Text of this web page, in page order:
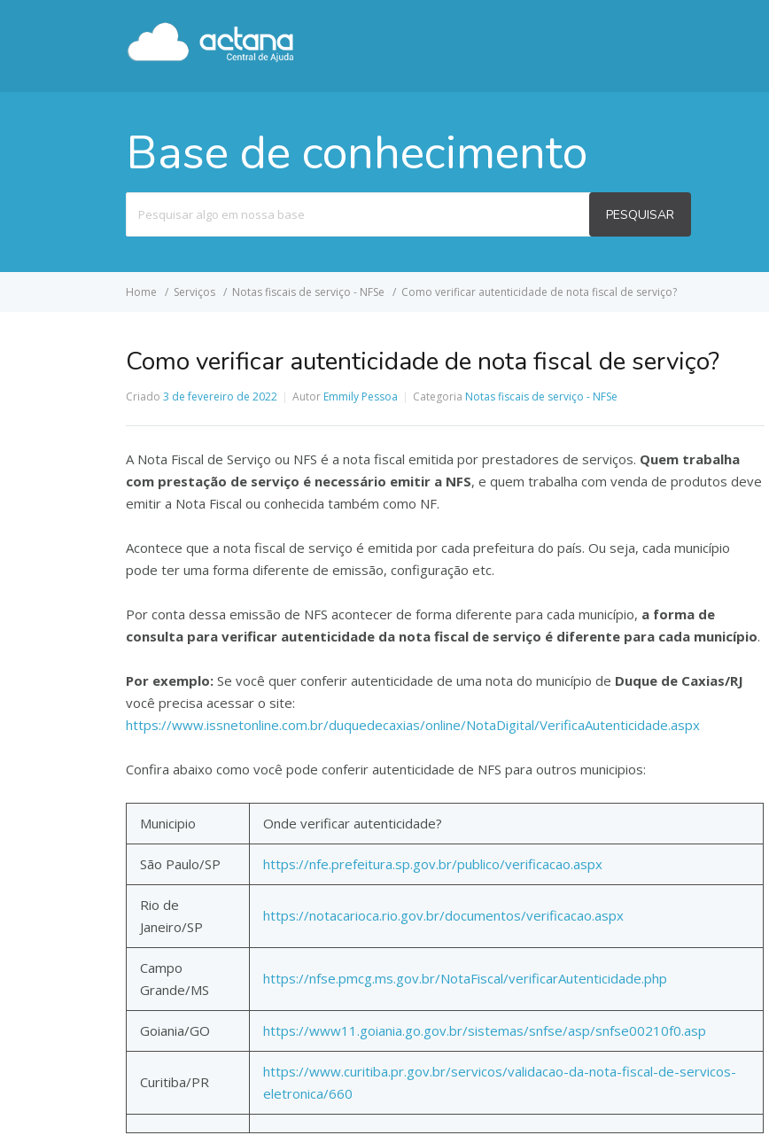
Base de conhecimento
por
PESQUISAR
Home Serviços Notas fiscais de serviço - NFSe Como verificar autenticidade de nota fiscal de serviço?
Como verificar autenticidade de nota fiscal de serviço?
Criado 3 de fevereiro de 2022 Autor Emmily Pessoa Categoria Notas fiscais de serviço - NFSe
A Nota Fiscal de Serviço ou NFS é a nota fiscal emitida por prestadores de serviços. Quem trabalha
com prestação de serviço é necessário emitir a NFS, e quem trabalha com venda de produtos deve
emitir a Nota Fiscal ou conhecida também como NF.
Acontece que a nota fiscal de serviço é emitida por cada prefeitura do país. Ou seja, cada município
pode ter uma forma diferente de emissão, configuração etc.
Por conta dessa emissão de NFS acontecer de forma diferente para cada município, a forma de
consulta para verificar autenticidade da nota fiscal de serviço é diferente para cada município.
Por exemplo: Se você quer conferir autenticidade de uma nota do município de Duque de Caxias/RJ
você precisa acessar o site:
https://www.issnetonline.com.br/duquedecaxias/online/NotaDigital/VerificaAutenticidade.aspx
Confira abaixo como você pode conferir autenticidade de NFS para outros municipios:
Municipio Onde verificar autenticidade?
São Paulo/SP https://nfe.prefeitura.sp.gov.br/publico/verificacao.aspx
Rio de
Janeiro/SP
https://notacarioca.rio.gov.br/documentos/verificacao.aspx
Campo
Grande/MS
https://nfse.pmcg.ms.gov.br/NotaFiscal/verificarAutenticidade.php
Goiania/GO https://www11.goiania.go.gov.br/sistemas/snfse/asp/snfse00210f0.asp
Curitiba/PR
https://www.curitiba.pr.gov.br/servicos/validacao-da-nota-fiscal-de-servicos-
eletronica/660